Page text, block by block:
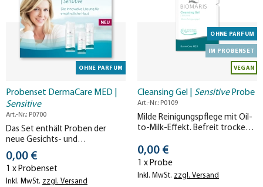
OHNE PARFUM
Probenset DermaCare MED |
Sensitive
Art.-Nr.: P0700
Das Set enthält Proben der
neue Gesichts- und
Körperpflege DermaCare MED |
Sensitive für trockene und
empfindliche Haut. Jetzt
kostenlos testen!
Stückpreis
0,00 €
1 x Probenset
Inkl. MwSt. zzgl. Versand
OHNE PARFUM
IM PROBENSET
VEGAN
Cleansing Gel | SensitiveProbe
Art.-Nr.: P0109
Milde Reinigungspflege mit Oil-
to-Milk-Effekt. Befreit trockene
von Schmutz und Make-up,
ohne auszutrocknen.
Stückpreis
0,00 €
1 x Probe
Inkl. MwSt. zzgl. Versand